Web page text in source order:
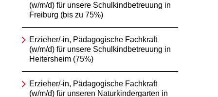
(w/m/d) für unsere Schulkindbetreuung in
Freiburg (bis zu 75%)
Erzieher/-in, Pädagogische Fachkraft
(w/m/d) für unsere Schulkindbetreuung in
Heitersheim (75%)
Erzieher/-in, Pädagogische Fachkraft
(w/m/d) für unseren Naturkindergarten in